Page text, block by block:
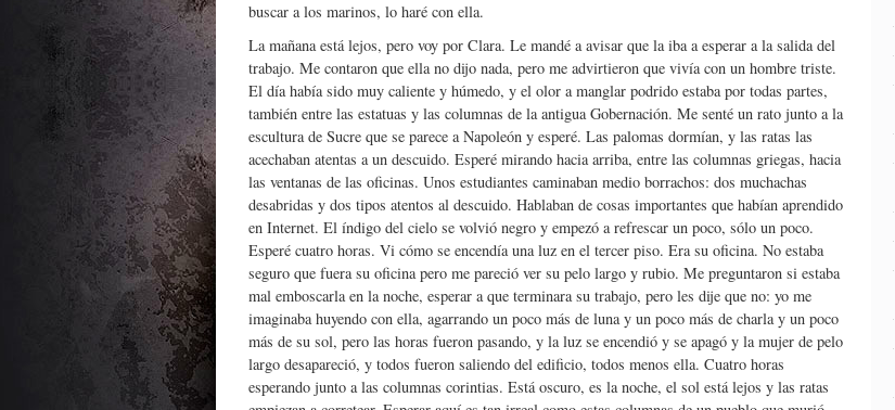
buscar a los marinos, lo haré con ella.
La mañana está lejos, pero voy por Clara. Le mandé a avisar que la iba a esperar a la salida del
trabajo. Me contaron que ella no dijo nada, pero me advirtieron que vivía con un hombre triste.
El día había sido muy caliente y húmedo, y el olor a manglar podrido estaba por todas partes,
también entre las estatuas y las columnas de la antigua Gobernación. Me senté un rato junto a la
escultura de Sucre que se parece a Napoleón y esperé. Las palomas dormían, y las ratas las
acechaban atentas a un descuido. Esperé mirando hacia arriba, entre las columnas griegas, hacia
las ventanas de las oficinas. Unos estudiantes caminaban medio borrachos: dos muchachas
desabridas y dos tipos atentos al descuido. Hablaban de cosas importantes que habían aprendido
en Internet. El índigo del cielo se volvió negro y empezó a refrescar un poco, sólo un poco.
Esperé cuatro horas. Vi cómo se encendía una luz en el tercer piso. Era su oficina. No estaba
seguro que fuera su oficina pero me pareció ver su pelo largo y rubio. Me preguntaron si estaba
mal emboscarla en la noche, esperar a que terminara su trabajo, pero les dije que no: yo me
imaginaba huyendo con ella, agarrando un poco más de luna y un poco más de charla y un poco
más de su sol, pero las horas fueron pasando, y la luz se encendió y se apagó y la mujer de pelo
largo desapareció, y todos fueron saliendo del edificio, todos menos ella. Cuatro horas
esperando junto a las columnas corintias. Está oscuro, es la noche, el sol está lejos y las ratas